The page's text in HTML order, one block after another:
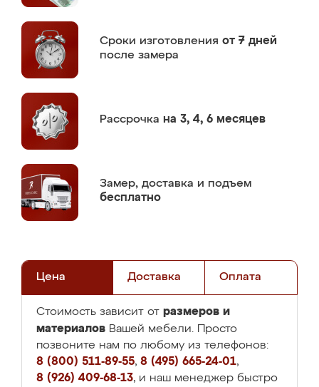
Сроки изготовления от 7 дней
после замера
Рассрочка на 3, 4, 6 месяцев
Замер, доставка и подъем
бесплатно
Цена Доставка Оплата
Стоимость зависит от размеров и
материалов Вашей мебели. Просто
позвоните нам по любому из телефонов:
8 (800) 511-89-55, 8 (495) 665-24-01,
8 (926) 409-68-13, и наш менеджер быстро